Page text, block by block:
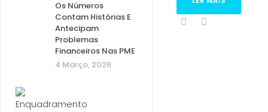
Os Números
Contam Histórias E
Antecipam
Problemas
Financeiros Nas PME
4 Março, 2026